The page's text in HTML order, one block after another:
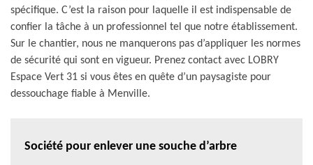
spécifique. C’est la raison pour laquelle il est indispensable de
confier la tâche à un professionnel tel que notre établissement.
Sur le chantier, nous ne manquerons pas d’appliquer les normes
de sécurité qui sont en vigueur. Prenez contact avec LOBRY
Espace Vert 31 si vous êtes en quête d’un paysagiste pour
dessouchage fiable à Menville.
Société pour enlever une souche d’arbre